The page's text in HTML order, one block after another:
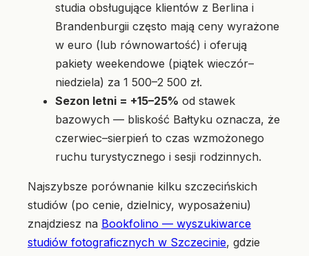
studia obsługujące klientów z Berlina i
Brandenburgii często mają ceny wyrażone
w euro (lub równowartość) i oferują
pakiety weekendowe (piątek wieczór–
niedziela) za 1 500–2 500 zł.
Sezon letni = +15–25% od stawek
bazowych — bliskość Bałtyku oznacza, że
czerwiec–sierpień to czas wzmożonego
ruchu turystycznego i sesji rodzinnych.
Najszybsze porównanie kilku szczecińskich
studiów (po cenie, dzielnicy, wyposażeniu)
znajdziesz na Bookfolino — wyszukiwarce
studiów fotograficznych w Szczecinie, gdzie